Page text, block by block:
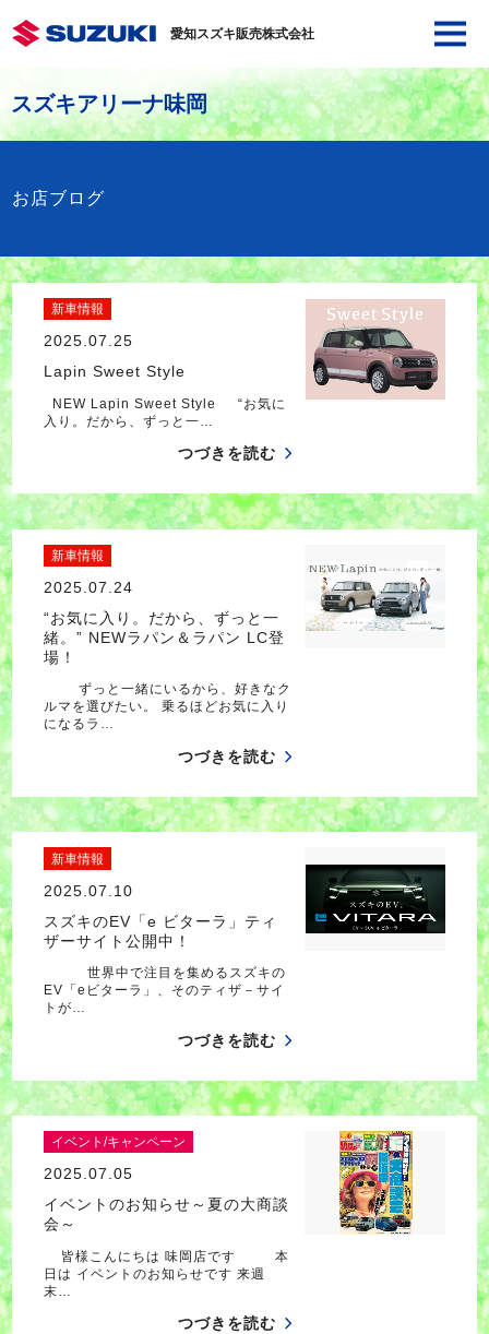
愛知スズキ販売株式会社
スズキアリーナ味岡
お店ブログ
新車情報
2025.07.25
Lapin Sweet Style
NEW Lapin Sweet Style “お気に
入り。だから、ずっと一…
つづきを読む
新車情報
2025.07.24
“お気に入り。だから、ずっと一
緒。” NEWラパン＆ラパン LC登
場！
ずっと一緒にいるから、好きなク
ルマを選びたい。 乗るほどお気に入り
になるラ…
つづきを読む
新車情報
2025.07.10
スズキのEV「e ビターラ」ティ
ザーサイト公開中！
世界中で注目を集めるスズキの
EV「eビターラ」、そのティザ－サイ
トが…
つづきを読む
イベント/キャンペーン
2025.07.05
イベントのお知らせ～夏の大商談
会～
皆様こんにちは 味岡店です 本
日は イベントのお知らせです 来週
末…
つづきを読む